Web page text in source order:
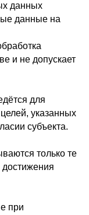
данных
данные на
и не допускает
для
указанных
субъекта.
только те
при